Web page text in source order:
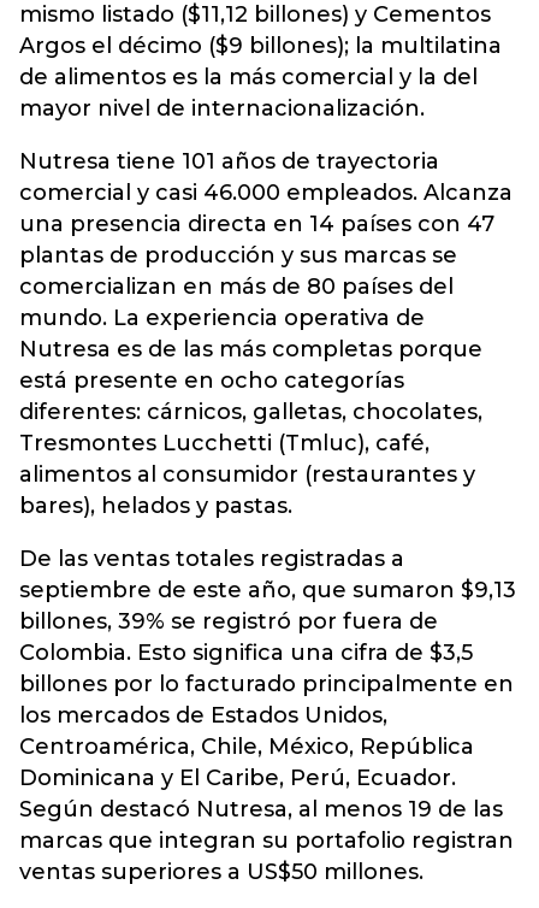
mismo listado ($11,12 billones) y Cementos
Argos el décimo ($9 billones); la multilatina
de alimentos es la más comercial y la del
mayor nivel de internacionalización.
Nutresa tiene 101 años de trayectoria
comercial y casi 46.000 empleados. Alcanza
una presencia directa en 14 países con 47
plantas de producción y sus marcas se
comercializan en más de 80 países del
mundo. La experiencia operativa de
Nutresa es de las más completas porque
está presente en ocho categorías
diferentes: cárnicos, galletas, chocolates,
Tresmontes Lucchetti (Tmluc), café,
alimentos al consumidor (restaurantes y
bares), helados y pastas.
De las ventas totales registradas a
septiembre de este año, que sumaron $9,13
billones, 39% se registró por fuera de
Colombia. Esto significa una cifra de $3,5
billones por lo facturado principalmente en
los mercados de Estados Unidos,
Centroamérica, Chile, México, República
Dominicana y El Caribe, Perú, Ecuador.
Según destacó Nutresa, al menos 19 de las
marcas que integran su portafolio registran
ventas superiores a US$50 millones.